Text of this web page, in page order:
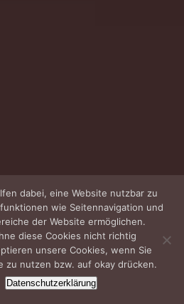
dabei, eine Website nutzbar zu
wie Seitennavigation und
der Website ermöglichen.
diese Cookies nicht richtig
unsere Cookies, wenn Sie
zu nutzen bzw. auf okay drücken.
Datenschutzerklärung